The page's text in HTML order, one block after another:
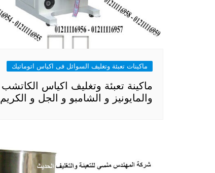
ماكينات تعبئة وتغليف السوائل فى اكياس اتوماتيك
ماكينة تعبئة وتغليف اكياس الكاتشب
والمايونيز و الشامبو و الجل و الكريم